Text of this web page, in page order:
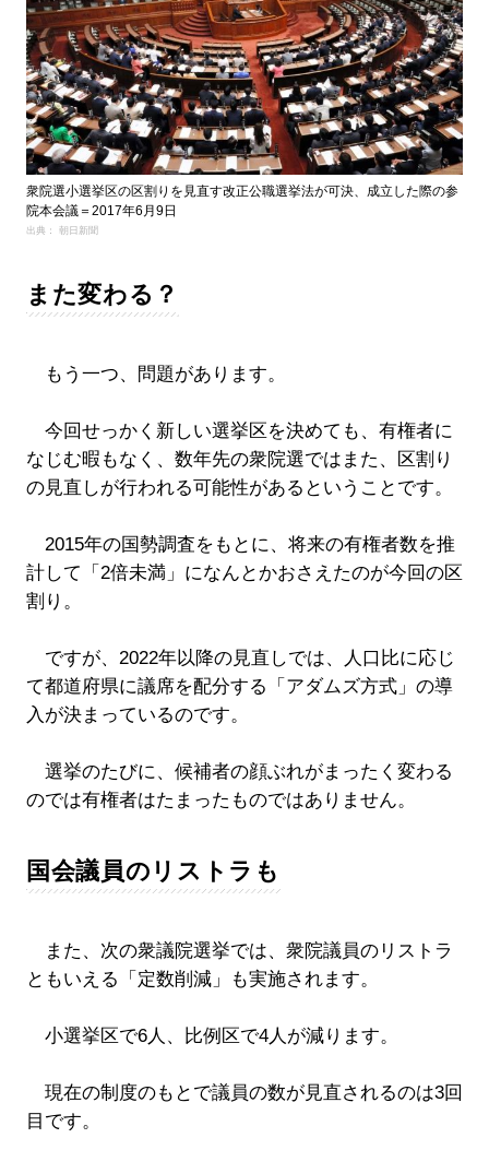
衆院選小選挙区の区割りを見直す改正公職選挙法が可決、成立した際の参
院本会議＝2017年6月9日
出典： 朝日新聞
また変わる？
もう一つ、問題があります。
今回せっかく新しい選挙区を決めても、有権者に
なじむ暇もなく、数年先の衆院選ではまた、区割り
の見直しが行われる可能性があるということです。
2015年の国勢調査をもとに、将来の有権者数を推
計して「2倍未満」になんとかおさえたのが今回の区
割り。
ですが、2022年以降の見直しでは、人口比に応じ
て都道府県に議席を配分する「アダムズ方式」の導
入が決まっているのです。
選挙のたびに、候補者の顔ぶれがまったく変わる
のでは有権者はたまったものではありません。
国会議員のリストラも
また、次の衆議院選挙では、衆院議員のリストラ
ともいえる「定数削減」も実施されます。
小選挙区で6人、比例区で4人が減ります。
現在の制度のもとで議員の数が見直されるのは3回
目です。